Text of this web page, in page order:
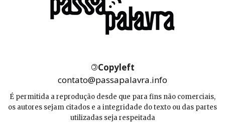
©Copyleft
contato@passapalavra.info
É permitida a reprodução desde que para fins não comerciais,
os autores sejam citados e a integridade do texto ou das partes
utilizadas seja respeitada